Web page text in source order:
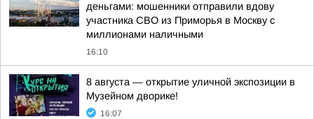
деньгами: мошенники отправили вдову
участника СВО из Приморья в Москву с
миллионами наличными
16:10
8 августа — открытие уличной экспозиции в
Музейном дворике!
16:07